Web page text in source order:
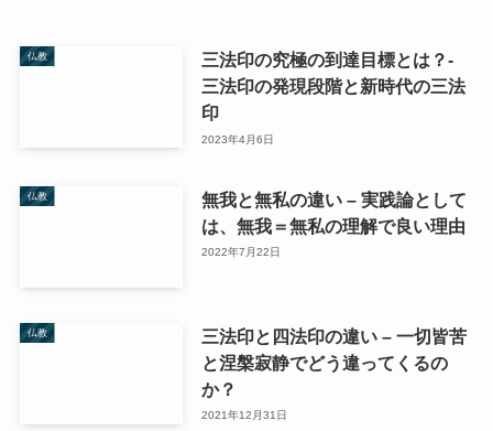
仏教
三法印の究極の到達目標とは？-
三法印の発現段階と新時代の三法
印
2023年4月6日
仏教
無我と無私の違い – 実践論として
は、無我＝無私の理解で良い理由
2022年7月22日
仏教
三法印と四法印の違い – 一切皆苦
と涅槃寂静でどう違ってくるの
か？
2021年12月31日